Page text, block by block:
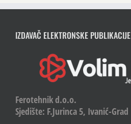
IZDAVAČ ELEKTRONSKE PUBLIKACIJE
Ferotehnik d.o.o.
Sjedište: F.Jurinca 5, Ivanić-Grad